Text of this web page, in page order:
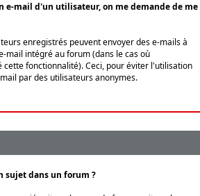
e-mail d'un utilisateur, on me demande de me
enregistrés peuvent envoyer des e-mails à
mail intégré au forum (dans le cas où
fonctionnalité). Ceci, pour éviter l'utilisation
par des utilisateurs anonymes.
sujet dans un forum ?